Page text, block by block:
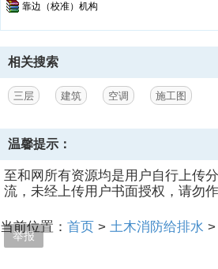
举报
靠边（校准）机构
相关搜索
三层 建筑 空调 施工图
温馨提示：
至和网所有资源均是用户自行上传
流，未经上传用户书面授权，请勿作
当前位置： 首页 > 土木消防给排水 >